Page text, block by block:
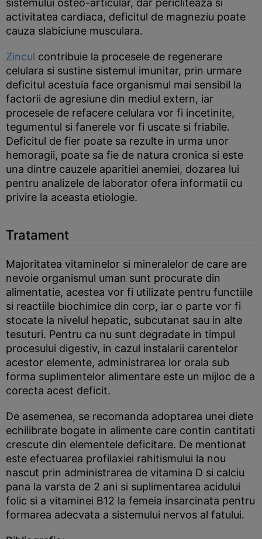
sistemului osteo-articular, dar pericliteaza si
activitatea cardiaca, deficitul de magneziu poate
cauza slabiciune musculara.
Zincul contribuie la procesele de regenerare
celulara si sustine sistemul imunitar, prin urmare
deficitul acestuia face organismul mai sensibil la
factorii de agresiune din mediul extern, iar
procesele de refacere celulara vor fi incetinite,
tegumentul si fanerele vor fi uscate si friabile.
Deficitul de fier poate sa rezulte in urma unor
hemoragii, poate sa fie de natura cronica si este
una dintre cauzele aparitiei anemiei, dozarea lui
pentru analizele de laborator ofera informatii cu
privire la aceasta etiologie.
Tratament
Majoritatea vitaminelor si mineralelor de care are
nevoie organismul uman sunt procurate din
alimentatie, acestea vor fi utilizate pentru functiile
si reactiile biochimice din corp, iar o parte vor fi
stocate la nivelul hepatic, subcutanat sau in alte
tesuturi. Pentru ca nu sunt degradate in timpul
procesului digestiv, in cazul instalarii carentelor
acestor elemente, administrarea lor orala sub
forma suplimentelor alimentare este un mijloc de a
corecta acest deficit.
De asemenea, se recomanda adoptarea unei diete
echilibrate bogate in alimente care contin cantitati
crescute din elementele deficitare. De mentionat
este efectuarea profilaxiei rahitismului la nou
nascut prin administrarea de vitamina D si calciu
pana la varsta de 2 ani si suplimentarea acidului
folic si a vitaminei B12 la femeia insarcinata pentru
formarea adecvata a sistemului nervos al fatului.